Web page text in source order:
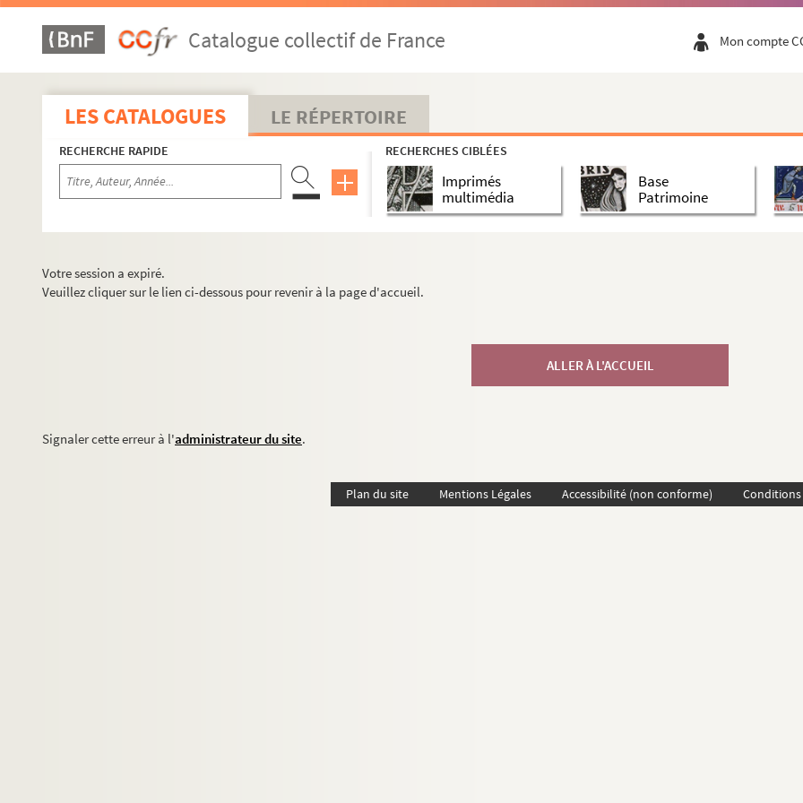
Catalogue collectif de France Mon compte
LES CATALOGUES LE RÉPERTOIRE
RECHERCHE RAPIDE RECHERCHES CIBLÉES
Imprimés
multimédia
Base
Patrimoine
Votre session a expiré.
Veuillez cliquer sur le lien ci-dessous pour revenir à la page d'accueil.
ALLER À L'ACCUEIL
Signaler cette erreur à l'administrateur du site.
Plan du site Mentions Légales Accessibilité (non conforme)